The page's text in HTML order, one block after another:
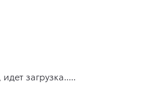
загрузка.....